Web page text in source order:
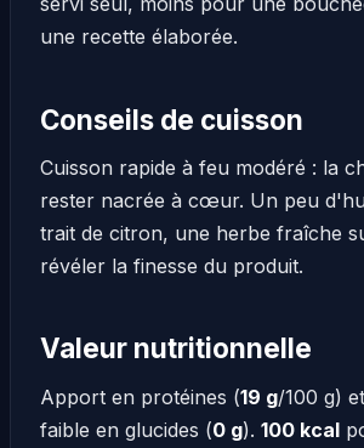
une recette élaborée.
Conseils de cuisson
Cuisson rapide à feu modéré : la
rester nacrée à cœur. Un peu
trait de citron, une herbe fraîche
révéler la finesse du produit.
Valeur nutritionnelle
Apport en protéines (19 g/100 g)
faible en glucides (0 g). 100 kcal